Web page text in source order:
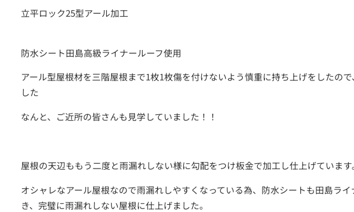
つのお約束
クチコミ
立平ロック25型アール加工
防水シート田島高級ライナールーフ使用
アール型屋根材を三階屋根まで1枚1枚傷を付けないよう慎重に持ち上げをしたの
した
なんと、ご近所の皆さんも見学していました！！
屋根の天辺ももう二度と雨漏れしない様に勾配をつけ板金で加工し仕上げています。
オシャレなアール屋根なので雨漏れしやすくなっている為、防水シートも田島ラ
き、完璧に雨漏れしない屋根に仕上げました。